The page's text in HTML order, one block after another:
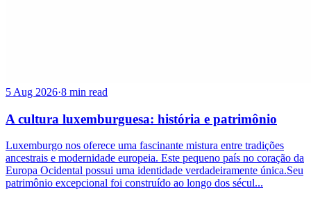
5 Aug 2026·8 min read
A cultura luxemburguesa: história e patrimônio
Luxemburgo nos oferece uma fascinante mistura entre tradições
ancestrais e modernidade europeia. Este pequeno país no coração da
Europa Ocidental possui uma identidade verdadeiramente única.Seu
patrimônio excepcional foi construído ao longo dos sécul...